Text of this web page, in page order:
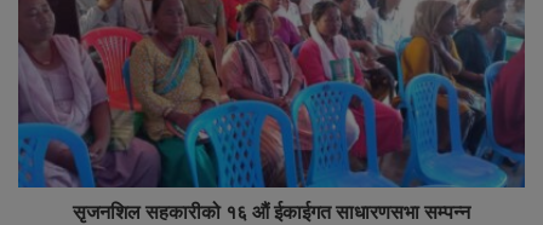
सृजनशिल सहकारीको १६ औं ईकाईगत साधारणसभा सम्पन्न